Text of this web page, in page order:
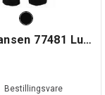
Helly Hansen 77481 Luna Håndverksbukse
Bestillingsvare